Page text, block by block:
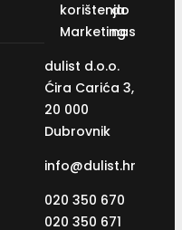
korištenja
Marketing
do
nas
dulist d.o.o.
Ćira Carića 3,
20 000
Dubrovnik
info@dulist.hr
020 350 670
020 350 671